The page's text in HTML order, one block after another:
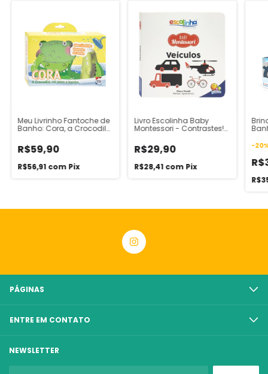
Meu Livrinho Fantoche de
Banho: Cora, a Crocodilo
R$59,90
R$56,91 com Pix
Livro Escolinha Baby
Montessori - Contrastes!
R$29,90
R$28,41 com Pix
-20
PÁGINAS
ENTRE EM CONTATO
NEWSLETTER